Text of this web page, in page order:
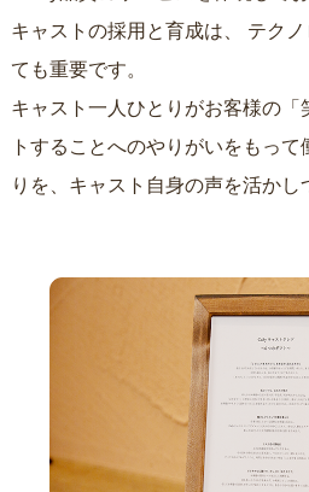
キャストの採用と育成は、
ても重要です。
キャスト一人ひとりがお客様の「
トすることへのやりがいをもって
りを、キャスト自身の声を活かし